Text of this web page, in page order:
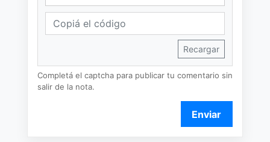
Recargar
Completá el captcha para publicar tu comentario sin
salir de la nota.
Enviar